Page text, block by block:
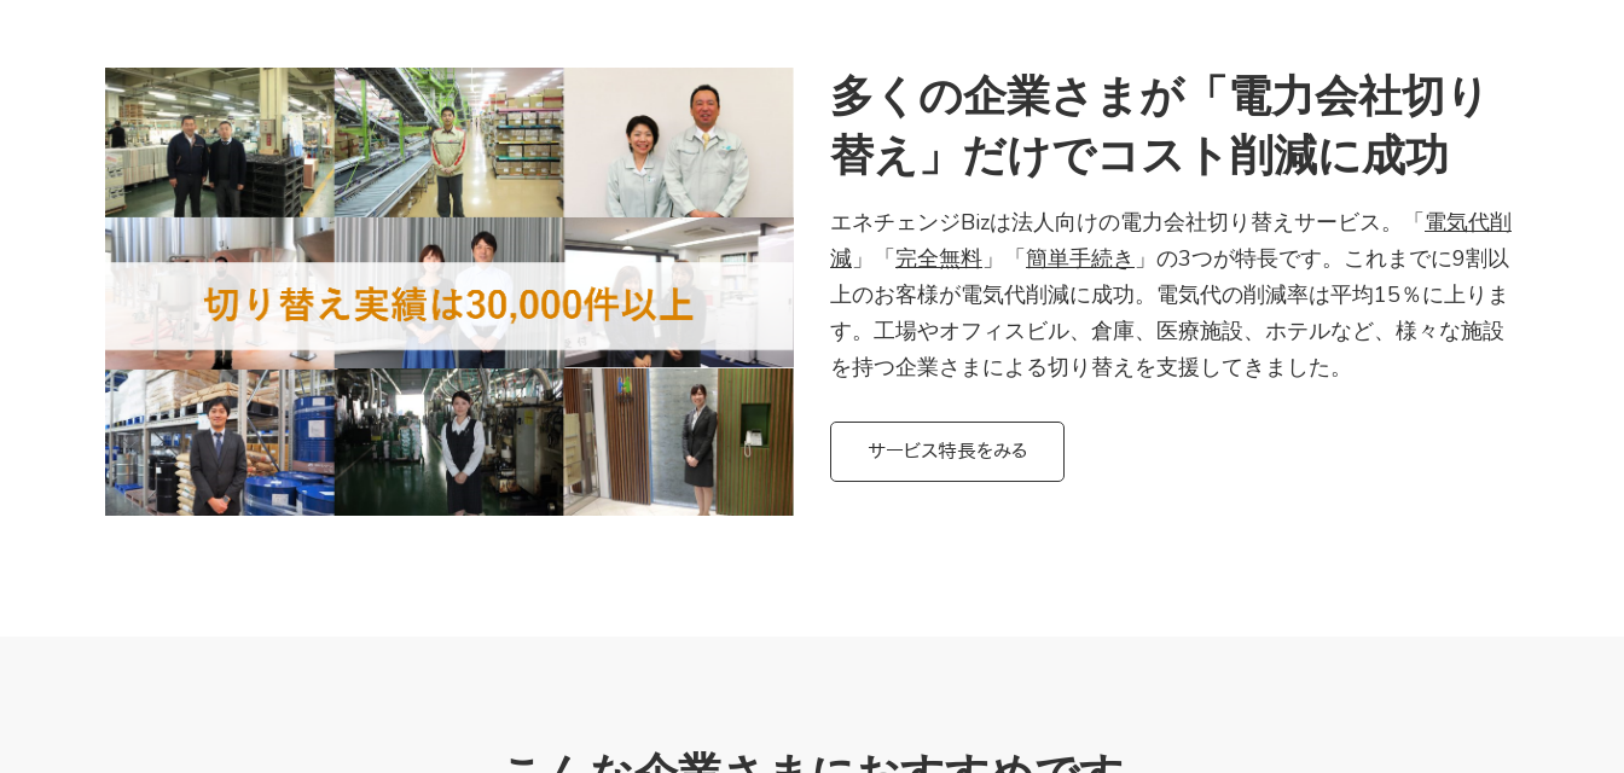
多くの企業さまが「電力会社切り
替え」だけでコスト削減に成功
エネチェンジBizは法人向けの電力会社切り替えサービス。「電気代削
減 」「完全無料 」「簡単手続き 」の3つが特長です。これまでに9割以
上のお客様が電気代削減に成功。電気代の削減率は平均15％に上りま
す。工場やオフィスビル、倉庫、医療施設、ホテルなど、様々な施設
を持つ企業さまによる切り替えを支援してきました。